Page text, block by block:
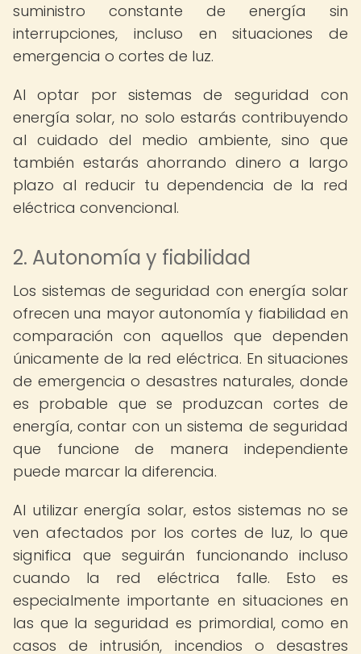
suministro constante de energía sin
interrupciones, incluso en situaciones de
emergencia o cortes de luz.
Al optar por sistemas de seguridad con
energía solar, no solo estarás contribuyendo
al cuidado del medio ambiente, sino que
también estarás ahorrando dinero a largo
plazo al reducir tu dependencia de la red
eléctrica convencional.
2. Autonomía y fiabilidad
Los sistemas de seguridad con energía solar
ofrecen una mayor autonomía y fiabilidad en
comparación con aquellos que dependen
únicamente de la red eléctrica. En situaciones
de emergencia o desastres naturales, donde
es probable que se produzcan cortes de
energía, contar con un sistema de seguridad
que funcione de manera independiente
puede marcar la diferencia.
Al utilizar energía solar, estos sistemas no se
ven afectados por los cortes de luz, lo que
significa que seguirán funcionando incluso
cuando la red eléctrica falle. Esto es
especialmente importante en situaciones en
las que la seguridad es primordial, como en
casos de intrusión, incendios o desastres